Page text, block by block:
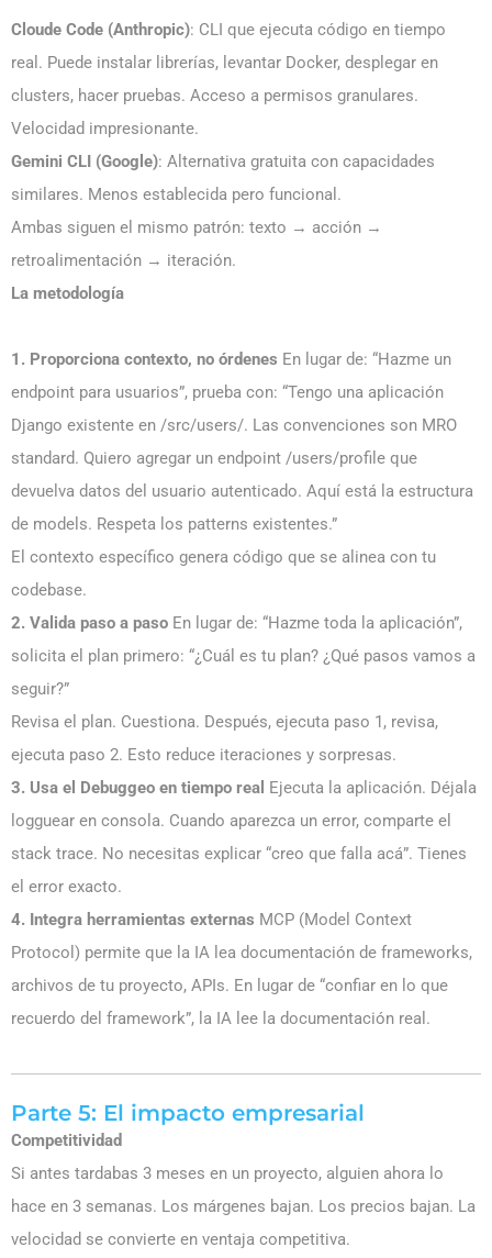
Cloude Code (Anthropic): CLI que ejecuta código en tiempo
real. Puede instalar librerías, levantar Docker, desplegar en
clusters, hacer pruebas. Acceso a permisos granulares.
Velocidad impresionante.
Gemini CLI (Google): Alternativa gratuita con capacidades
similares. Menos establecida pero funcional.
Ambas siguen el mismo patrón: texto → acción →
retroalimentación → iteración.
La metodología
1. Proporciona contexto, no órdenes En lugar de: “Hazme un
endpoint para usuarios”, prueba con: “Tengo una aplicación
Django existente en /src/users/. Las convenciones son MRO
standard. Quiero agregar un endpoint /users/profile que
devuelva datos del usuario autenticado. Aquí está la estructura
de models. Respeta los patterns existentes.”
El contexto específico genera código que se alinea con tu
codebase.
2. Valida paso a paso En lugar de: “Hazme toda la aplicación”,
solicita el plan primero: “¿Cuál es tu plan? ¿Qué pasos vamos a
seguir?”
Revisa el plan. Cuestiona. Después, ejecuta paso 1, revisa,
ejecuta paso 2. Esto reduce iteraciones y sorpresas.
3. Usa el Debuggeo en tiempo real Ejecuta la aplicación. Déjala
logguear en consola. Cuando aparezca un error, comparte el
stack trace. No necesitas explicar “creo que falla acá”. Tienes
el error exacto.
4. Integra herramientas externas MCP (Model Context
Protocol) permite que la IA lea documentación de frameworks,
archivos de tu proyecto, APIs. En lugar de “confiar en lo que
recuerdo del framework”, la IA lee la documentación real.
Parte 5: El impacto empresarial
Competitividad
Si antes tardabas 3 meses en un proyecto, alguien ahora lo
hace en 3 semanas. Los márgenes bajan. Los precios bajan. La
velocidad se convierte en ventaja competitiva.